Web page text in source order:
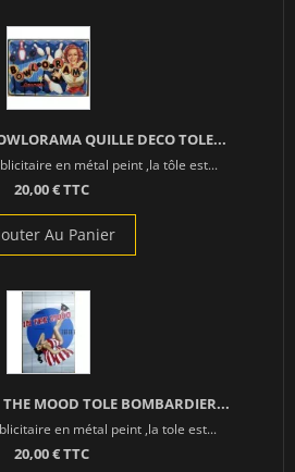
QUILLE DECO TOLE...
en métal peint ,la tôle est...
20,00 € TTC
Au Panier
MOOD TOLE BOMBARDIER...
en métal peint ,la tole est...
20,00 € TTC